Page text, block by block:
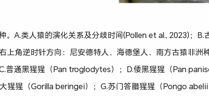
。A.类人猿的演化关系及分歧时间(Pollen et al., 2023)；B.
上角逆时针方向：尼安德特人、海德堡人、南方古猿非洲
普通黑猩猩（Pan troglodytes）；D.倭黑猩猩（Pan
大猩猩（Gorilla beringei）；G.苏门答腊猩猩（Pongo